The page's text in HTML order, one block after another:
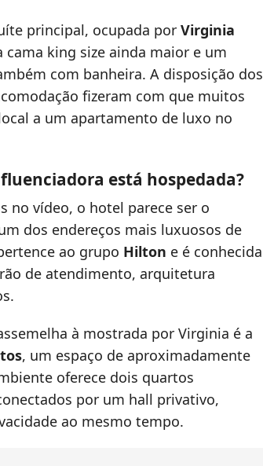
principal, ocupada por Virginia
cama king size ainda maior e um
com banheira. A disposição dos
fizeram com que muitos
a um apartamento de luxo no
está hospedada?
no vídeo, o hotel parece ser o
dos endereços mais luxuosos de
ao grupo Hilton e é conhecida
de atendimento, arquitetura
à mostrada por Virginia é a
, um espaço de aproximadamente
oferece dois quartos
por um hall privativo,
ao mesmo tempo.